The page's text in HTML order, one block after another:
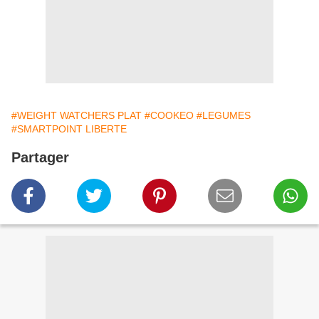
#WEIGHT WATCHERS PLAT #COOKEO #LEGUMES
#SMARTPOINT LIBERTE
Partager